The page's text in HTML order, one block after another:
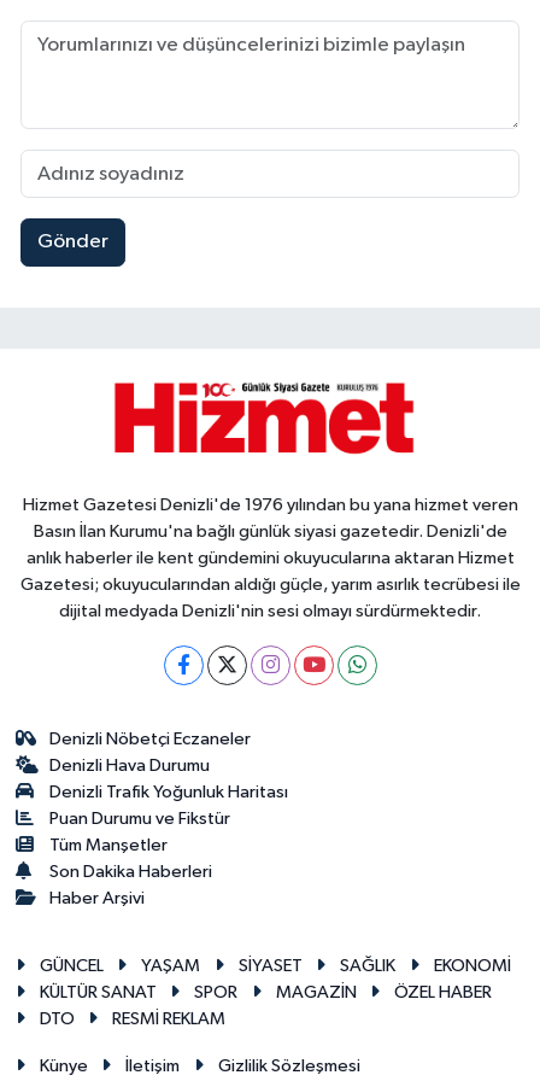
Gönder
Hizmet Gazetesi Denizli'de 1976 yılından bu yana hizmet veren
Basın İlan Kurumu'na bağlı günlük siyasi gazetedir. Denizli'de
anlık haberler ile kent gündemini okuyucularına aktaran Hizmet
Gazetesi; okuyucularından aldığı güçle, yarım asırlık tecrübesi ile
dijital medyada Denizli'nin sesi olmayı sürdürmektedir.
Denizli Nöbetçi Eczaneler
Denizli Hava Durumu
Denizli Trafik Yoğunluk Haritası
Puan Durumu ve Fikstür
Tüm Manşetler
Son Dakika Haberleri
Haber Arşivi
GÜNCEL YAŞAM SİYASET SAĞLIK
EKONOMİ
KÜLTÜR SANAT
SPOR MAGAZİN
ÖZEL HABER
DTO
RESMİ REKLAM
Künye İletişim Gizlilik Sözleşmesi